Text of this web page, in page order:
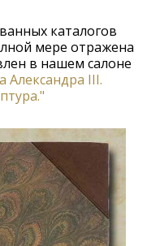
каталогов
мере отражена
в нашем салоне
Александра III.